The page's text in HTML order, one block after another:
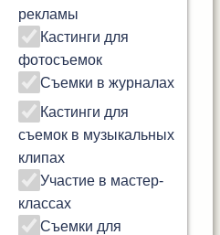
рекламы
Кастинги для
фотосъемок
Съемки в журналах
Кастинги для
съемок в музыкальных
клипах
Участие в мастер-
классах
Съемки для